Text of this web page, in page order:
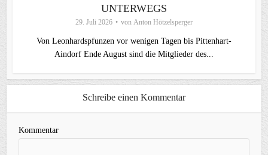
UNTERWEGS
29. Juli 2026 von Anton Hötzelsperger
Von Leonhardspfunzen vor wenigen Tagen bis Pittenhart-
Aindorf Ende August sind die Mitglieder des...
Schreibe einen Kommentar
Kommentar